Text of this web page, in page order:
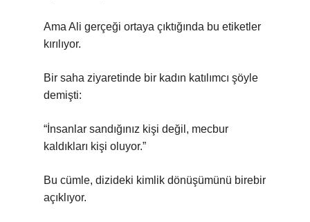
Ama Ali gerçeği ortaya çıktığında bu etiketler
kırılıyor.
Bir saha ziyaretinde bir kadın katılımcı şöyle
demişti:
“İnsanlar sandığınız kişi değil, mecbur
kaldıkları kişi oluyor.”
Bu cümle, dizideki kimlik dönüşümünü birebir
açıklıyor.